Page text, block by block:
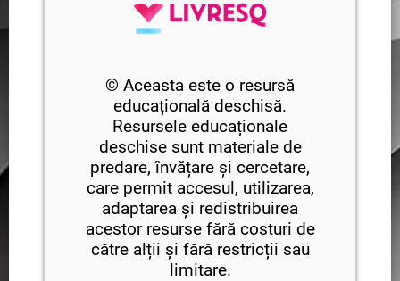
© Aceasta este o resursă
educațională deschisă.
Resursele educaționale
deschise sunt materiale de
predare, învățare și cercetare,
care permit accesul, utilizarea,
adaptarea și redistribuirea
acestor resurse fără costuri de
către alții și fără restricții sau
limitare.